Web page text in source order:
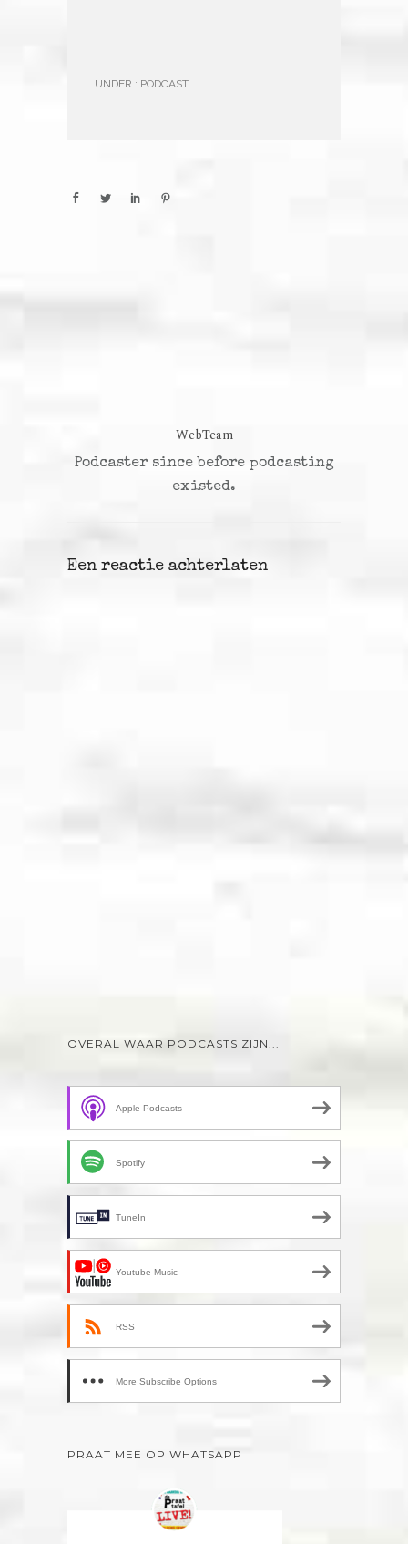
UNDER : PODCAST
WebTeam
Podcaster since before podcasting
existed.
Een reactie achterlaten
OVERAL WAAR PODCASTS ZIJN...
Apple Podcasts
Spotify
TuneIn
Youtube Music
RSS
More Subscribe Options
PRAAT MEE OP WHATSAPP